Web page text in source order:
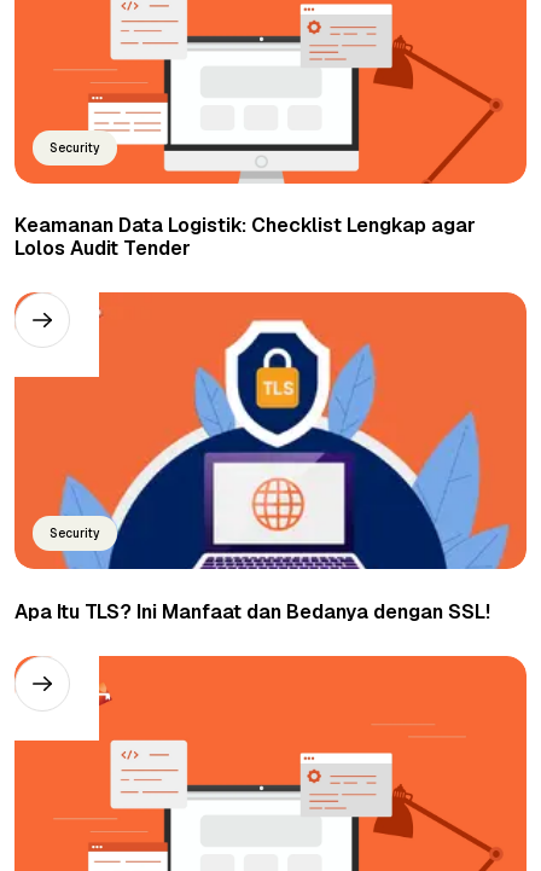
Security
Keamanan Data Logistik: Checklist Lengkap agar
Lolos Audit Tender
Security
Apa Itu TLS? Ini Manfaat dan Bedanya dengan SSL!